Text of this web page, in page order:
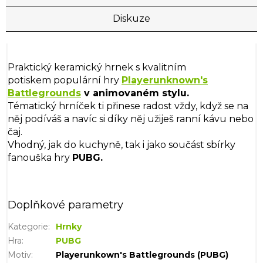
Diskuze
Praktický keramický hrnek s kvalitním
potiskem populární hry Playerunknown's
Battlegrounds v animovaném stylu.
Tématický hrníček ti přinese radost vždy, když se na
něj podíváš a navíc si díky něj užiješ ranní kávu nebo
čaj.
Vhodný, jak do kuchyně, tak i jako součást sbírky
fanouška hry PUBG.
Doplňkové parametry
Kategorie:
Hrnky
Hra:
PUBG
Motiv:
Playerunkown's Battlegrounds (PUBG)